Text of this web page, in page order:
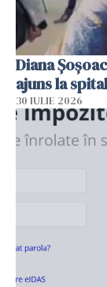
Diana
ajuns la spital
30 IULIE 2026